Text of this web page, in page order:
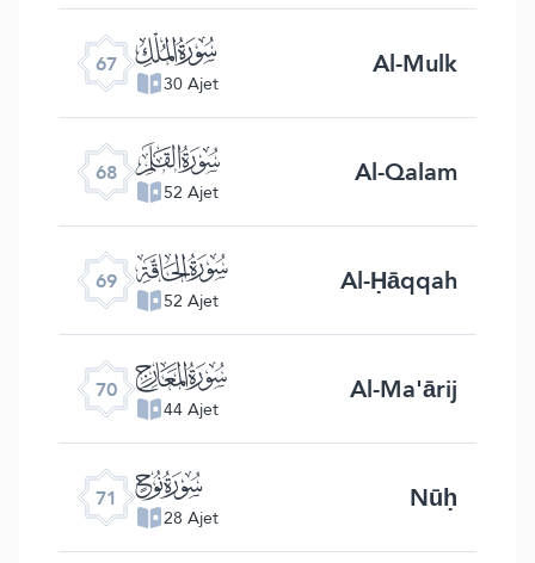
67 ﯰ
30 Ajet Al-Mulk
68 ﯱ
52 Ajet Al-Qalam
69 ﯲ
52 Ajet Al-Ḥāqqah
70 ﯳ
44 Ajet Al-Ma'ārij
71 ﯴ
28 Ajet Nūḥ